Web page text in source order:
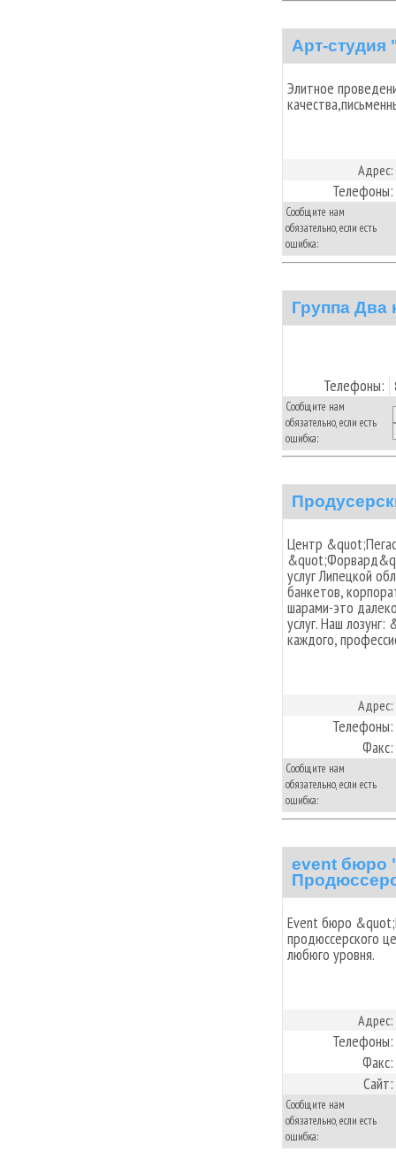
Арт-студия
Элитное
Адрес:
Телефоны:
Сообщите нам
обязательно, если есть
ошибка:
Группа Два
Телефоны:
Сообщите нам
обязательно, если есть
ошибка:
Центр
услуг Липецкой
банкетов,
шарами-это
услуг. Наш
каждого,
Адрес:
Телефоны:
Факс:
Сообщите нам
обязательно, если есть
ошибка:
event бюро
Event бюро
продюссерского
любюго уровня.
Адрес:
Телефоны:
Факс:
Сайт:
Сообщите нам
обязательно, если есть
ошибка: